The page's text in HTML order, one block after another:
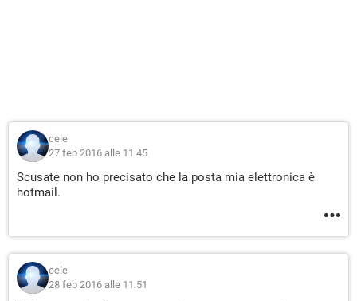
cele
27 feb 2016 alle 11:45
Scusate non ho precisato che la posta mia elettronica è
hotmail.
cele
28 feb 2016 alle 11:51